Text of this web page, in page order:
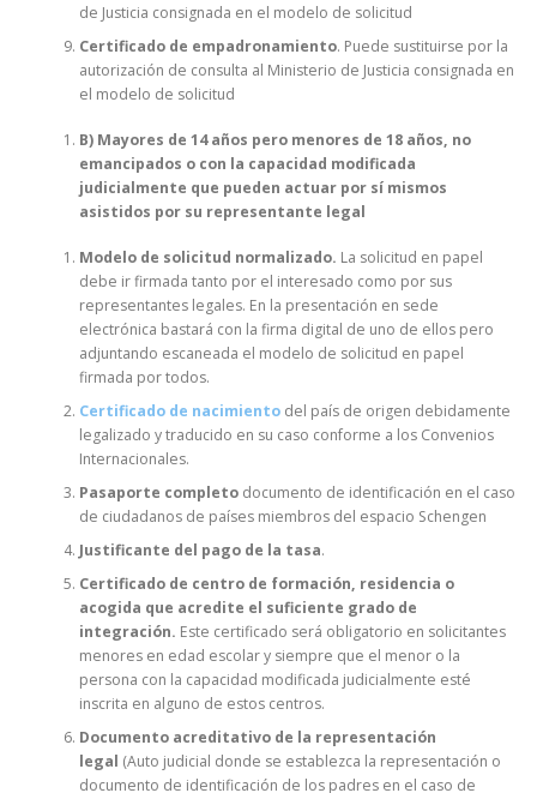
de Justicia consignada en el modelo de solicitud
Certificado de empadronamiento. Puede sustituirse por la
autorización de consulta al Ministerio de Justicia consignada en
el modelo de solicitud
B) Mayores de 14 años pero menores de 18 años, no
emancipados o con la capacidad modificada
judicialmente que pueden actuar por sí mismos
asistidos por su representante legal
Modelo de solicitud normalizado. La solicitud en papel
debe ir firmada tanto por el interesado como por sus
representantes legales. En la presentación en sede
electrónica bastará con la firma digital de uno de ellos pero
adjuntando escaneada el modelo de solicitud en papel
firmada por todos.
Certificado de nacimientodel país de origen debidamente
legalizado y traducido en su caso conforme a los Convenios
Internacionales.
Pasaporte completodocumento de identificación en el caso
de ciudadanos de países miembros del espacio Schengen
Justificante del pago de la tasa.
Certificado de centro de formación, residencia o
acogida que acredite el suficiente grado de
integración. Este certificado será obligatorio en solicitantes
menores en edad escolar y siempre que el menor o la
persona con la capacidad modificada judicialmente esté
inscrita en alguno de estos centros.
Documento acreditativo de la representación
legal (Auto judicial donde se establezca la representación o
documento de identificación de los padres en el caso de